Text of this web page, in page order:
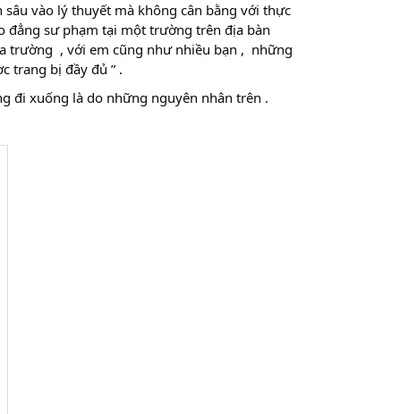
vào lý thuyết mà không cân bằng với thực
đẳng sư phạm tại một trường trên địa bàn
trường , với em cũng như nhiều bạn , những
trang bị đầy đủ ” .
đi xuống là do những nguyên nhân trên .